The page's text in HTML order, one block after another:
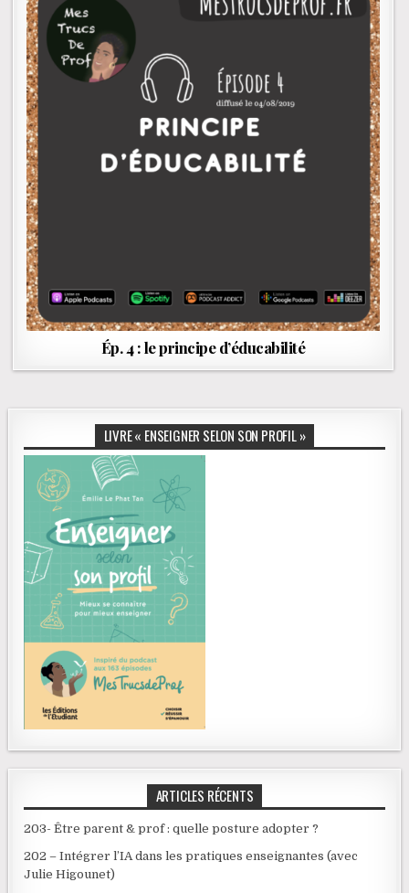
Ép. 4 : le principe d’éducabilité
LIVRE « ENSEIGNER SELON SON PROFIL »
ARTICLES RÉCENTS
203- Être parent & prof : quelle posture adopter ?
202 – Intégrer l’IA dans les pratiques enseignantes (avec
Julie Higounet)